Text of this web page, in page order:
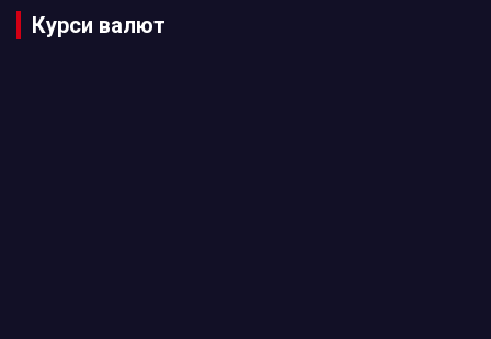
Курси валют